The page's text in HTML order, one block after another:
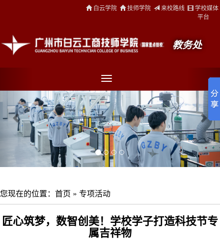
学校媒体
平台
来校路线
技师学院
白云学院
教务处
您现在的位置： 首页 » 专项活动
匠心筑梦，数智创美！学校学子打造科技节专
属吉祥物